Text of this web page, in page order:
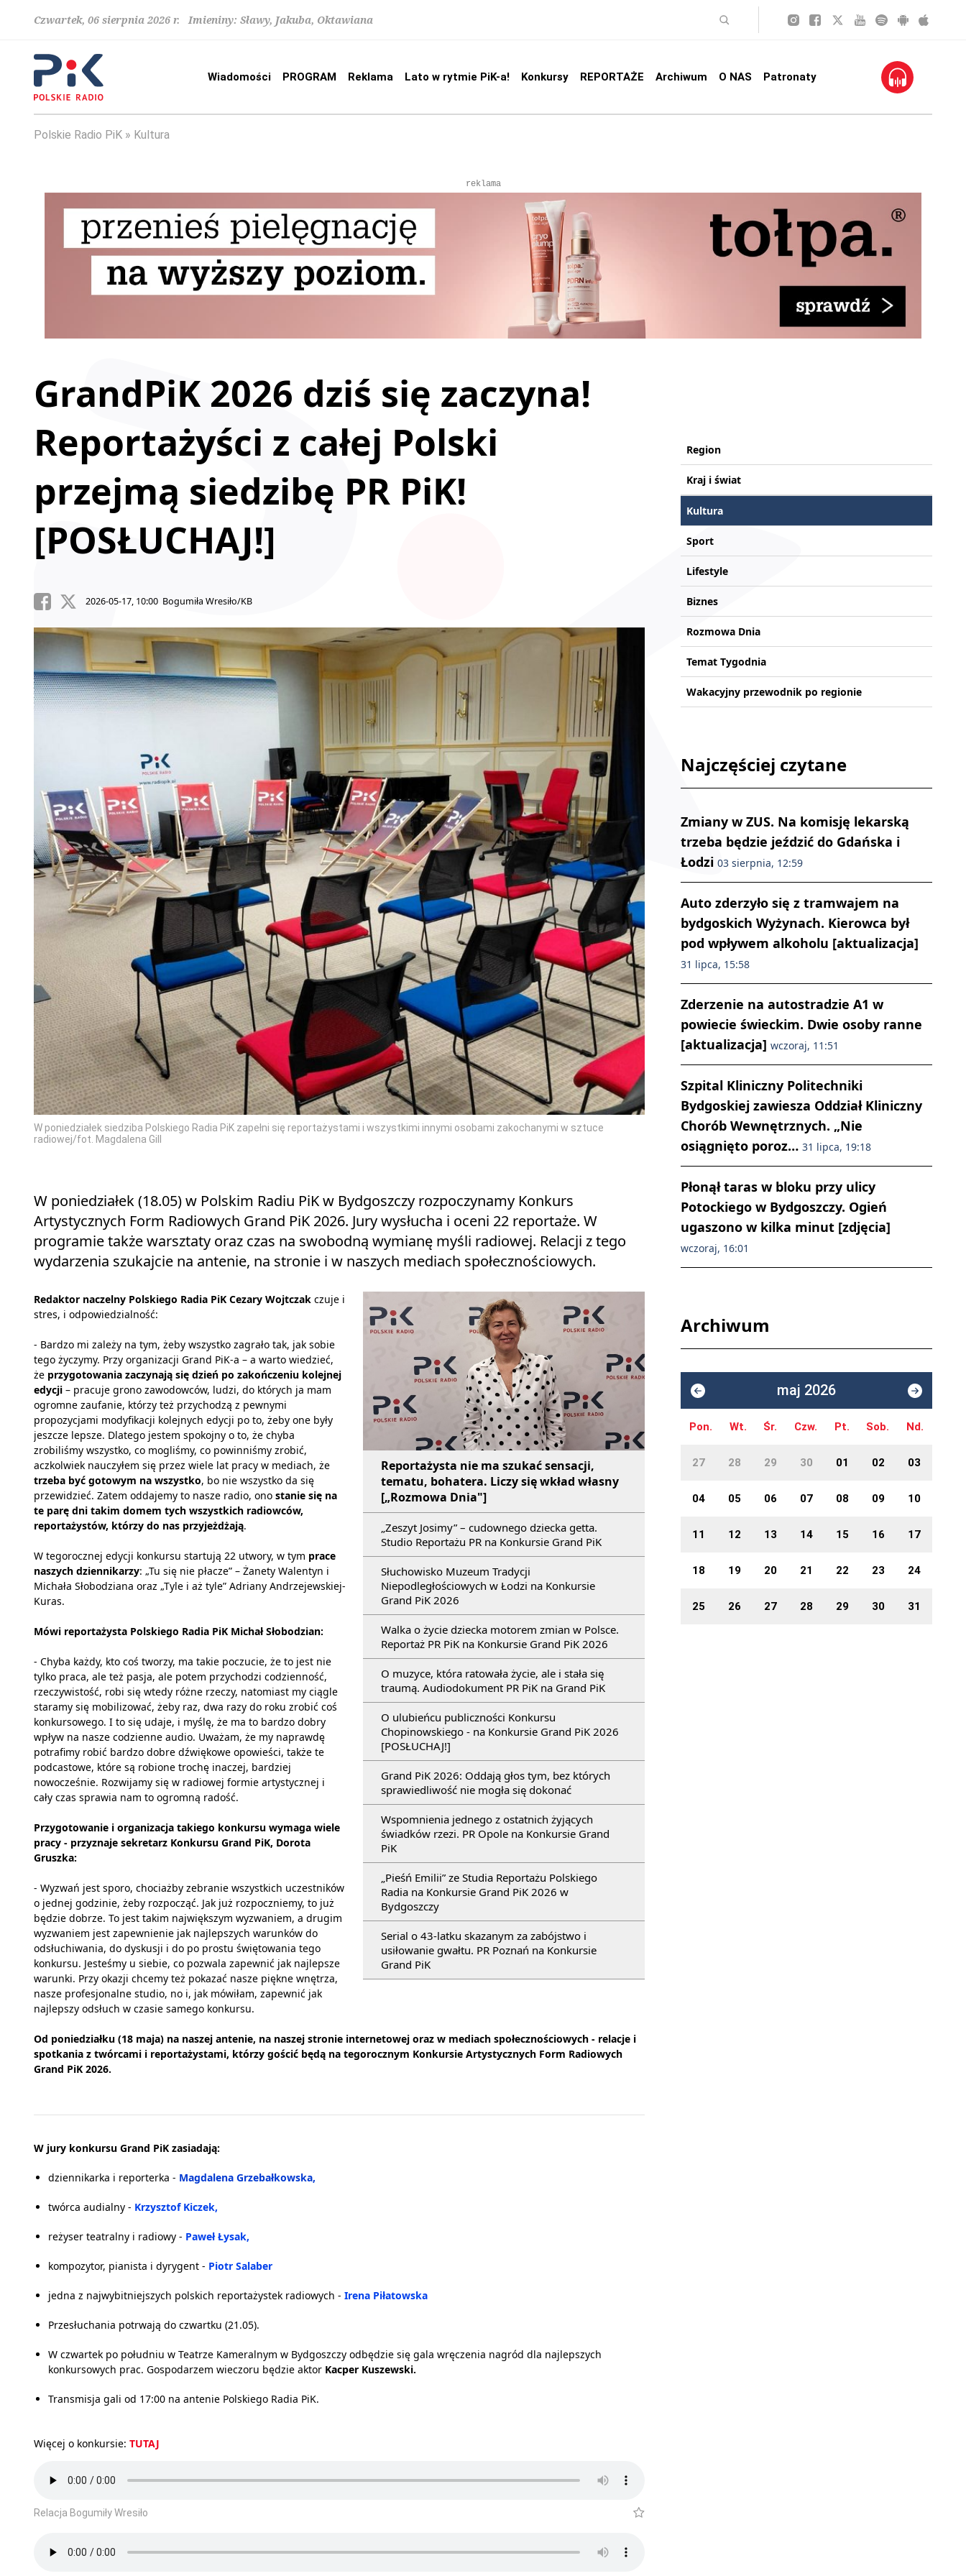
Czwartek, 06 sierpnia 2026 r. Imieniny: Sławy, Jakuba, Oktawiana
Wiadomości PROGRAM Reklama Lato w rytmie PiK-a! Konkursy REPORTAŻE Archiwum O NAS Patronaty
Polskie Radio PiK Kultura
reklama
GrandPiK 2026 dziś się zaczyna!
Reportażyści z całej Polski
przejmą siedzibę PR PiK!
[POSŁUCHAJ!]
2026-05-17, 10:00 Bogumiła Wresiło/KB
W poniedziałek siedziba Polskiego Radia PiK zapełni się reportażystami i wszystkimi innymi osobami zakochanymi w sztuce
radiowej/fot. Magdalena Gill
W poniedziałek (18.05) w Polskim Radiu PiK w Bydgoszczy rozpoczynamy Konkurs
Artystycznych Form Radiowych Grand PiK 2026. Jury wysłucha i oceni 22 reportaże. W
programie także warsztaty oraz czas na swobodną wymianę myśli radiowej. Relacji z tego
wydarzenia szukajcie na antenie, na stronie i w naszych mediach społecznościowych.
Reportażysta nie ma szukać sensacji,
tematu, bohatera. Liczy się wkład własny
[„Rozmowa Dnia"]
„Zeszyt Josimy” – cudownego dziecka getta.
Studio Reportażu PR na Konkursie Grand PiK
Słuchowisko Muzeum Tradycji
Niepodległościowych w Łodzi na Konkursie
Grand PiK 2026
Walka o życie dziecka motorem zmian w Polsce.
Reportaż PR PiK na Konkursie Grand PiK 2026
O muzyce, która ratowała życie, ale i stała się
traumą. Audiodokument PR PiK na Grand PiK
O ulubieńcu publiczności Konkursu
Chopinowskiego - na Konkursie Grand PiK 2026
[POSŁUCHAJ!]
Grand PiK 2026: Oddają głos tym, bez których
sprawiedliwość nie mogła się dokonać
Wspomnienia jednego z ostatnich żyjących
świadków rzezi. PR Opole na Konkursie Grand
PiK
„Pieśń Emilii” ze Studia Reportażu Polskiego
Radia na Konkursie Grand PiK 2026 w
Bydgoszczy
Serial o 43-latku skazanym za zabójstwo i
usiłowanie gwałtu. PR Poznań na Konkursie
Grand PiK
Redaktor naczelny Polskiego Radia PiK Cezary Wojtczak czuje i
stres, i odpowiedzialność:
- Bardzo mi zależy na tym, żeby wszystko zagrało tak, jak sobie
tego życzymy. Przy organizacji Grand PiK-a – a warto wiedzieć,
że przygotowania zaczynają się dzień po zakończeniu kolejnej
edycji – pracuje grono zawodowców, ludzi, do których ja mam
ogromne zaufanie, którzy też przychodzą z pewnymi
propozycjami modyfikacji kolejnych edycji po to, żeby one były
jeszcze lepsze. Dlatego jestem spokojny o to, że chyba
zrobiliśmy wszystko, co mogliśmy, co powinniśmy zrobić,
aczkolwiek nauczyłem się przez wiele lat pracy w mediach, że
trzeba być gotowym na wszystko, bo nie wszystko da się
przewidzieć. Zatem oddajemy to nasze radio, ono stanie się na
te parę dni takim domem tych wszystkich radiowców,
reportażystów, którzy do nas przyjeżdżają.
W tegorocznej edycji konkursu startują 22 utwory, w tym prace
naszych dziennikarzy: „Tu się nie płacze” – Żanety Walentyn i
Michała Słobodziana oraz „Tyle i aż tyle” Adriany Andrzejewskiej-
Kuras.
Mówi reportażysta Polskiego Radia PiK Michał Słobodzian:
- Chyba każdy, kto coś tworzy, ma takie poczucie, że to jest nie
tylko praca, ale też pasja, ale potem przychodzi codzienność,
rzeczywistość, robi się wtedy różne rzeczy, natomiast my ciągle
staramy się mobilizować, żeby raz, dwa razy do roku zrobić coś
konkursowego. I to się udaje, i myślę, że ma to bardzo dobry
wpływ na nasze codzienne audio. Uważam, że my naprawdę
potrafimy robić bardzo dobre dźwiękowe opowieści, także te
podcastowe, które są robione trochę inaczej, bardziej
nowocześnie. Rozwijamy się w radiowej formie artystycznej i
cały czas sprawia nam to ogromną radość.
Przygotowanie i organizacja takiego konkursu wymaga wiele
pracy - przyznaje sekretarz Konkursu Grand PiK, Dorota
Gruszka:
- Wyzwań jest sporo, chociażby zebranie wszystkich uczestników
o jednej godzinie, żeby rozpocząć. Jak już rozpoczniemy, to już
będzie dobrze. To jest takim największym wyzwaniem, a drugim
wyzwaniem jest zapewnienie jak najlepszych warunków do
odsłuchiwania, do dyskusji i do po prostu świętowania tego
konkursu. Jesteśmy u siebie, co pozwala zapewnić jak najlepsze
warunki. Przy okazji chcemy też pokazać nasze piękne wnętrza,
nasze profesjonalne studio, no i, jak mówiłam, zapewnić jak
najlepszy odsłuch w czasie samego konkursu.
Od poniedziałku (18 maja) na naszej antenie, na naszej stronie internetowej oraz w mediach społecznościowych - relacje i
spotkania z twórcami i reportażystami, którzy gościć będą na tegorocznym Konkursie Artystycznych Form Radiowych
Grand PiK 2026.
W jury konkursu Grand PiK zasiadają:
dziennikarka i reporterka - Magdalena Grzebałkowska,
twórca audialny - Krzysztof Kiczek,
reżyser teatralny i radiowy - Paweł Łysak,
kompozytor, pianista i dyrygent - Piotr Salaber
jedna z najwybitniejszych polskich reportażystek radiowych - Irena Piłatowska
Przesłuchania potrwają do czwartku (21.05).
W czwartek po południu w Teatrze Kameralnym w Bydgoszczy odbędzie się gala wręczenia nagród dla najlepszych
konkursowych prac. Gospodarzem wieczoru będzie aktor Kacper Kuszewski.
Transmisja gali od 17:00 na antenie Polskiego Radia PiK.
Więcej o konkursie: TUTAJ
Relacja Bogumiły Wresiło
Region
Kraj i świat
Kultura
Sport
Lifestyle
Biznes
Rozmowa Dnia
Temat Tygodnia
Wakacyjny przewodnik po regionie
Najczęściej czytane
Zmiany w ZUS. Na komisję lekarską
trzeba będzie jeździć do Gdańska i
Łodzi 03 sierpnia, 12:59
Auto zderzyło się z tramwajem na
bydgoskich Wyżynach. Kierowca był
pod wpływem alkoholu [aktualizacja]
31 lipca, 15:58
Zderzenie na autostradzie A1 w
powiecie świeckim. Dwie osoby ranne
[aktualizacja] wczoraj, 11:51
Szpital Kliniczny Politechniki
Bydgoskiej zawiesza Oddział Kliniczny
Chorób Wewnętrznych. „Nie
osiągnięto poroz… 31 lipca, 19:18
Płonął taras w bloku przy ulicy
Potockiego w Bydgoszczy. Ogień
ugaszono w kilka minut [zdjęcia]
wczoraj, 16:01
Archiwum
maj 2026
Pon. Wt. Śr. Czw. Pt. Sob. Nd.
27 28 29 30 01 02 03
04 05 06 07 08 09 10
11 12 13 14 15 16 17
18 19 20 21 22 23 24
25 26 27 28 29 30 31